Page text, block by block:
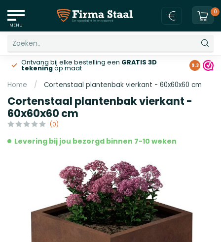
MENU
0
Ontvang bij elke bestelling een GRATIS 3D
tekeningop maat Gratis
9.3
Home / Cortenstaal plantenbak vierkant - 60x60x60 cm
Cortenstaal plantenbak vierkant -
60x60x60 cm
(0)
Levering bij jou bezorgd binnen 7-10 weken